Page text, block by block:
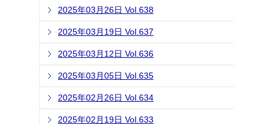
2025年03月26日 Vol.638
2025年03月19日 Vol.637
2025年03月12日 Vol.636
2025年03月05日 Vol.635
2025年02月26日 Vol.634
2025年02月19日 Vol.633